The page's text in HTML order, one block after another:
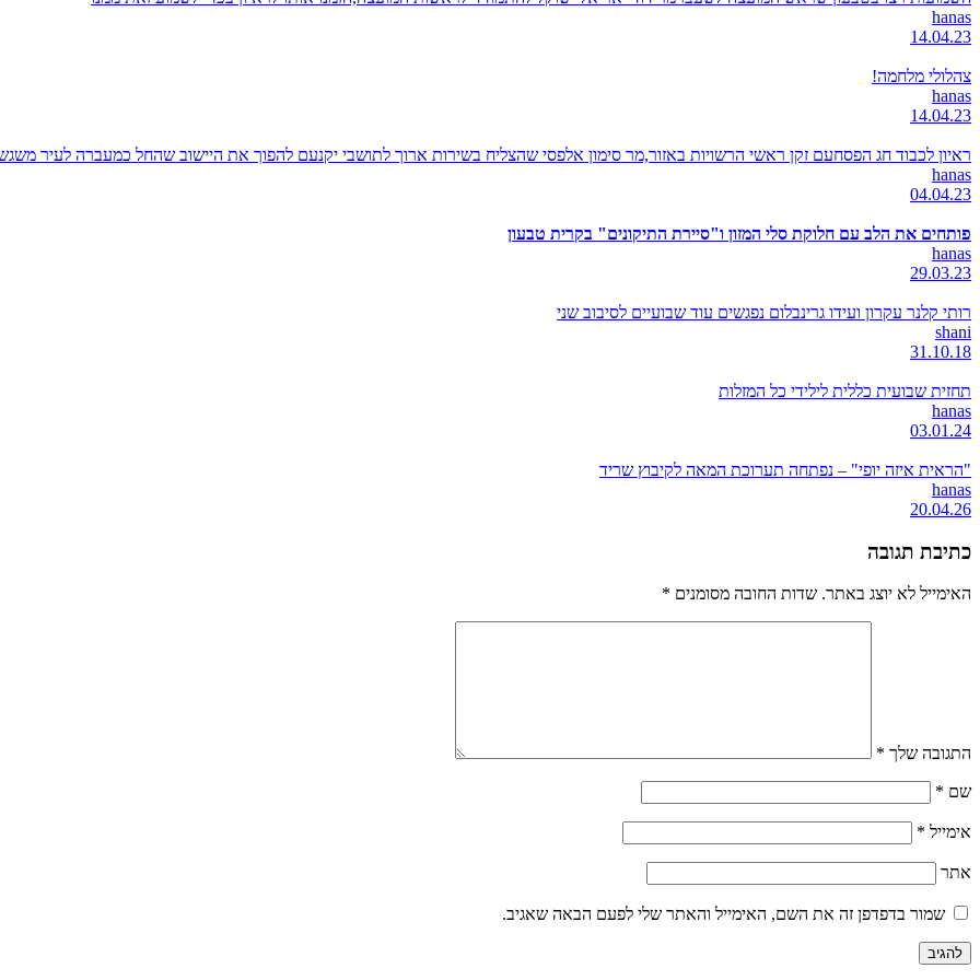
hanas
14.04.23
צהלולי מלחמה!
hanas
14.04.23
ראיון לכבוד חג הפסחעם זקן ראשי הרשויות באזור,מר סימון אלפסי שהצליח בשירות ארוך לתושבי יקנעם להפוך את היישוב שהחל כמעברה לעיר
hanas
04.04.23
פותחים את הלב עם חלוקת סלי המזון ו"סיירת התיקונים" בקרית טבעון
hanas
29.03.23
רותי קלנר עקרון ועידו גרינבלום נפגשים עוד שבועיים לסיבוב שני
shani
31.10.18
תחזית שבועית כללית לילידי כל המזלות
hanas
03.01.24
"הראית איזה יופי" – נפתחה תערוכת המאה לקיבוץ שריד
hanas
20.04.26
כתיבת תגובה
האימייל לא יוצג באתר. שדות החובה מסומנים *
התגובה שלך *
שם *
אימייל *
אתר
שמור בדפדפן זה את השם, האימייל והאתר שלי לפעם הבאה שאגיב.